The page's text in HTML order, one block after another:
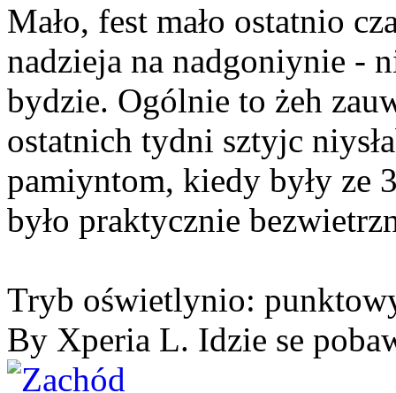
Mało, fest mało ostatnio
nadzieja na nadgoniynie -
bydzie. Ogólnie to żeh
ostatnich tydni sztyjc
pamiyntom, kiedy były ze
było praktycznie
Tryb oświetlynio:
By Xperia L. Idzie se